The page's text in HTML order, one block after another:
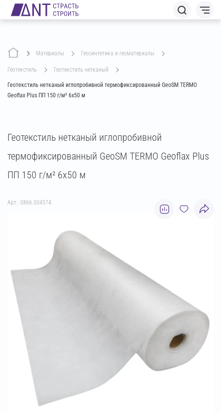
Материалы геосинтетика и геоматериалы
геотекстиль геотекстиль нетканый
Геотекстиль нетканый иглопробивной термофиксированный GeoSM TERMO
Geoflax Plus ПП 150 г/м² 6х50 м
Геотекстиль нетканый иглопробивной
термофиксированный GeoSM TERMO Geoflax Plus
ПП 150 г/м² 6х50 м
Арт.: 0866.004574